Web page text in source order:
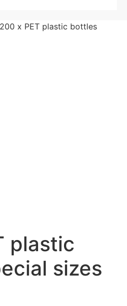
x PET plastic bottles
plastic
sizes